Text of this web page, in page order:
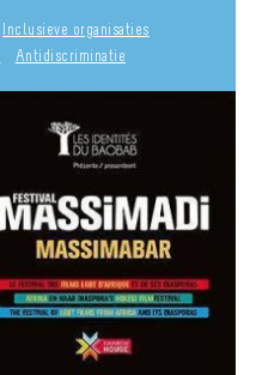
Inclusieve organisaties
Antidiscriminatie